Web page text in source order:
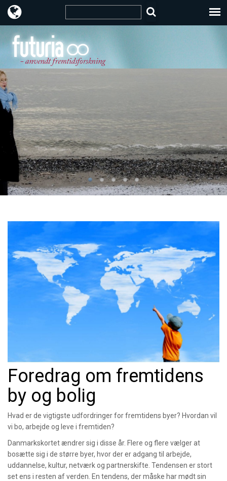
Foredrag om fremtidens
by og bolig
Hvad er de vigtigste udfordringer for fremtidens byer? Hvordan vil
vi bo, arbejde og leve i fremtiden?
Danmarkskortet ændrer sig i disse år. Flere og flere vælger at
bosætte sig i de større byer, hvor der er adgang til arbejde,
uddannelse, kultur, netværk og partnerskifte. Tendensen er stort
set ens i resten af verden. En tendens, der måske har mødt sin